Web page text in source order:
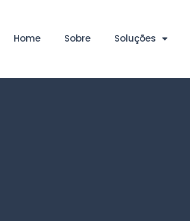
Home Sobre Soluções